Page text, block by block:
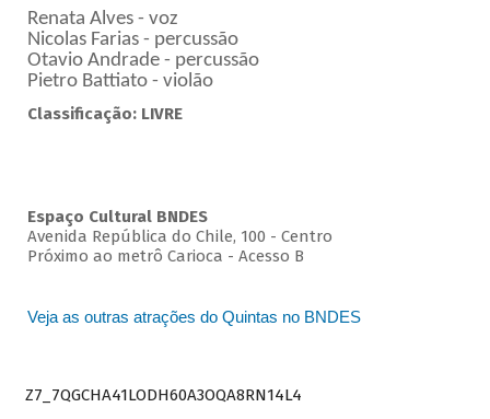
Renata Alves - voz
Nicolas Farias - percussão
Otavio Andrade - percussão
Pietro Battiato - violão
Classificação: LIVRE
Espaço Cultural BNDES
Avenida República do Chile, 100 - Centro
Próximo ao metrô Carioca - Acesso B
Veja as outras atrações do Quintas no BNDES
Z7_7QGCHA41LODH60A3OQA8RN14L4